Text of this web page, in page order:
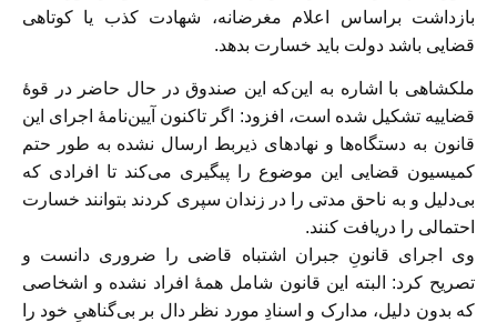
بازداشت براساس اعلام مغرضانه، شهادت کذب یا کوتاهی
قضایی باشد دولت باید خسارت بدهد.
ملکشاهی با اشاره به این‌که این صندوق در حال حاضر در قوهٔ
قضاییه تشکیل شده است، افزود: اگر تاکنون آیین‌نامهٔ اجرای این
قانون به دستگاه‌ها و نهادهای ذیربط ارسال نشده به طور حتم
کمیسیون قضایی این موضوع را پیگیری می‌کند تا افرادی که
بی‌دلیل و به ناحق مدتی را در زندان سپری کردند بتوانند خسارت
احتمالی را دریافت کنند.
وی اجرای قانونِ جبران اشتباه قاضی را ضروری دانست و
تصریح کرد: البته این قانون شامل همهٔ افراد نشده و اشخاصی
که بدون دلیل، مدارک و اسنادِ مورد نظر دال بر بی‌گناهیِ خود را